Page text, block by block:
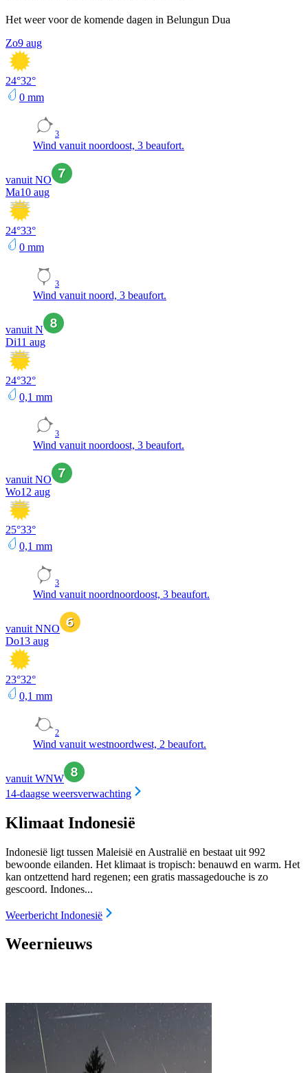
Het weer voor de komende dagen in Belungun Dua
Zo9 aug
24°32°
0 mm
3
Wind vanuit noordoost, 3 beaufort.
vanuit NO
Ma10 aug
24°33°
0 mm
3
Wind vanuit noord, 3 beaufort.
vanuit N
Di11 aug
24°32°
0,1 mm
3
Wind vanuit noordoost, 3 beaufort.
vanuit NO
Wo12 aug
25°33°
0,1 mm
3
Wind vanuit noordnoordoost, 3 beaufort.
vanuit NNO
Do13 aug
23°32°
0,1 mm
2
Wind vanuit westnoordwest, 2 beaufort.
vanuit WNW
14-daagse weersverwachting
Klimaat Indonesië
Indonesië ligt tussen Maleisië en Australië en bestaat uit 992
bewoonde eilanden. Het klimaat is tropisch: benauwd en warm. Het
kan ontzettend hard regenen; een gratis massagedouche is zo
gescoord. Indones...
Weerbericht Indonesië
Weernieuws